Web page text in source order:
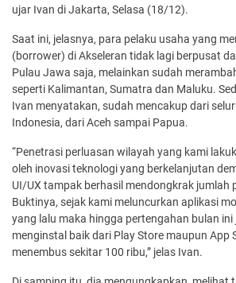
ujar Ivan di Jakarta, Selasa (18/12).
Saat ini, jelasnya, para pelaku usaha yang
(borrower) di Akseleran tidak lagi berpusat
Pulau Jawa saja, melainkan sudah
seperti Kalimantan, Sumatra dan Maluku.
Ivan menyatakan, sudah mencakup dari
Indonesia, dari Aceh sampai Papua.
“Penetrasi perluasan wilayah yang kami
oleh inovasi teknologi yang berkelanjutan
UI/UX tampak berhasil mendongkrak jumlah
Buktinya, sejak kami meluncurkan aplikasi
yang lalu maka hingga pertengahan bulan ini
menginstal baik dari Play Store maupun App
menembus sekitar 100 ribu,” jelas Ivan.